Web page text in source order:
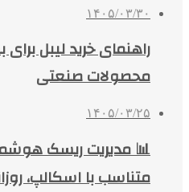
۱۴۰۵/۰۳/۳۰
راهنمای خرید لیبل
محصولات صنعتی
۱۴۰۵/۰۳/۲۵
📊 مدیریت ریسک
متناسب با اسکالپ،